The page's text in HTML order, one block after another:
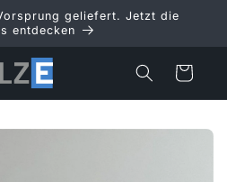
geliefert. Jetzt die
entdecken
Warenkorb